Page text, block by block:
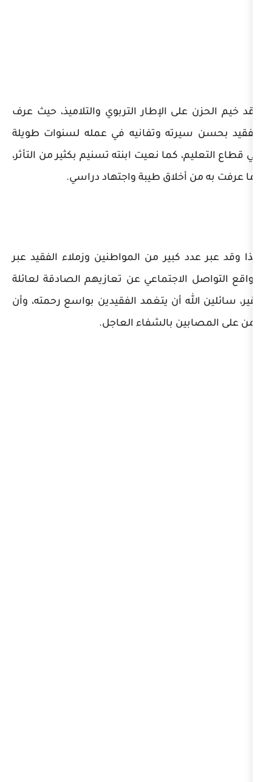
الإطار التربوي والتلاميذ، حيث عرف
وتفانيه في عمله لسنوات طويلة
كما نعيت ابنته تسنيم بكثير من التأثر،
طيبة واجتهاد دراسي.
كبير من المواطنين وزملاء الفقيد عبر
عن تعازيهم الصادقة لعائلة
أن يتغمد الفقيدين بواسع رحمته، وأن
بالشفاء العاجل.